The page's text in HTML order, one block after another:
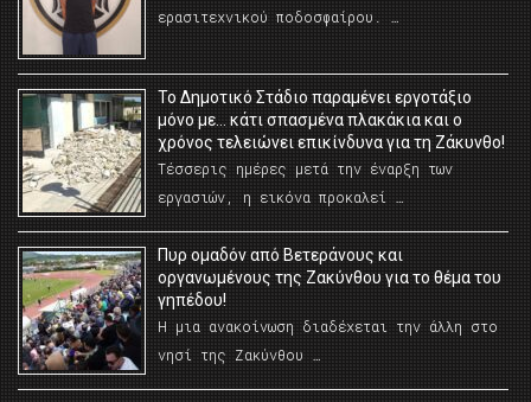
ερασιτεχνικού ποδοσφαίρου. …
Το Δημοτικό Στάδιο παραμένει εργοτάξιο
μόνο με… κάτι σπασμένα πλακάκια και ο
χρόνος τελειώνει επικίνδυνα για τη Ζάκυνθο!
Τέσσερις ημέρες μετά την έναρξη των
εργασιών, η εικόνα προκαλεί …
Πυρ ομαδόν από Βετεράνους και
οργανωμένους της Ζακύνθου για το θέμα του
γηπέδου!
Η μια ανακοίνωση διαδέχεται την άλλη στο
νησί της Ζακύνθου …